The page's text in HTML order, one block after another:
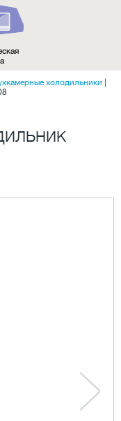
холодильники